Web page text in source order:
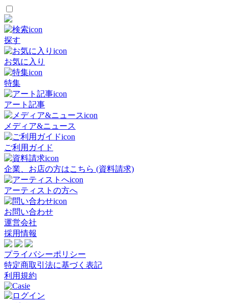
探す
お気に入り
特集
アート記事
メディア&ニュース
ご利用ガイド
企業、お店の方はこちら (資料請求)
アーティストの方へ
お問い合わせ
運営会社
採用情報
プライバシーポリシー
特定商取引法に基づく表記
利用規約